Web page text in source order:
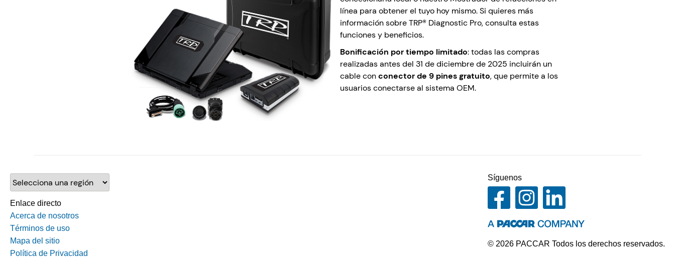
línea para obtener el tuyo hoy mismo. Si quieres más
información sobre TRP® Diagnostic Pro, consulta estas
funciones y beneficios.
Bonificación por tiempo limitado: todas las compras
realizadas antes del 31 de diciembre de 2025 incluirán un
cable conconector de 9 pines gratuito, que permite a los
usuarios conectarse al sistema OEM.
Selecciona una región
Enlace directo
Acerca de nosotros
Términos de uso
Mapa del sitio
Política de Privacidad
Síguenos
© 2026 PACCAR Todos los derechos reservados.